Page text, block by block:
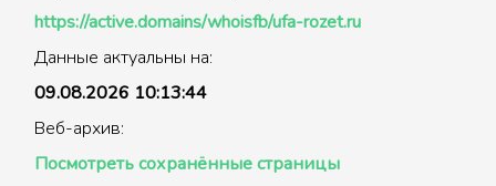
https://active.domains/whoisfb/ufa-rozet.ru
Данные актуальны на:
09.08.2026 10:13:44
Веб-архив:
Посмотреть сохранённые страницы